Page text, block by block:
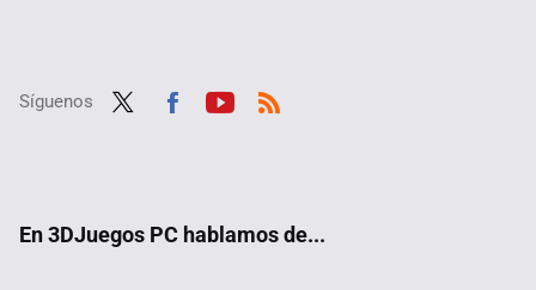
Síguenos
En 3DJuegos PC hablamos de...